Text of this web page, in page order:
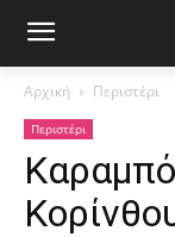
Αρχική Περιστέρι
Περιστέρι